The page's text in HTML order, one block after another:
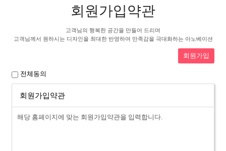
회원가입약관
고객님의 행복한 공간을 만들어 드리며
고객님께서 원하시는 디자인을 최대한 반영하여 만족감을 극대화하는 아노베이션
전체동의
회원가입약관